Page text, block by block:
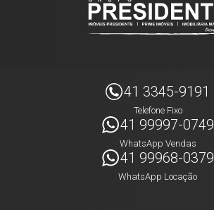
41 3345-9191
Telefone Fixo
41 99997-0749
WhatsApp Vendas
41 99968-0379
WhatsApp Locação